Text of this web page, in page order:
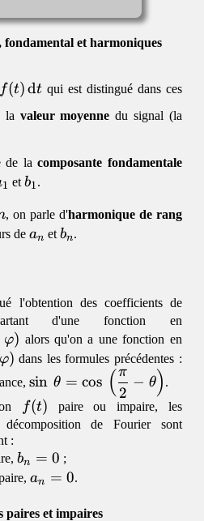
fondamental et harmoniques
=
f(t) dt qui est distingué dans ces
la valeur moyenne du signal (la
de lacomposante fondamentale
1 etb_1
b1.
, on parle d'harmonique de rangn
dea_n
an etb_n
bn.
l'obtention des coefficients de
d'une fonction en
φ) alors qu'on a une fonction en
φ) dans les formules précédentes :
\sin\,\theta =
\cos\,\left(\dfrac{\pi}
{2}-\theta\right)
sin θ = cos ( 2
π
− θ) .
f(t)
f(t) paire ou impaire, les
de Fourier sont
:
b_n
= 0
bn = 0 ;
a_n
an = 0.
paires et impaires